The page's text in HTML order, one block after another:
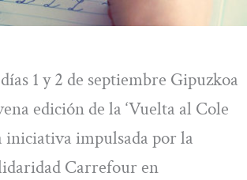
1 y 2 de septiembre Gipuzkoa
edición de la ‘Vuelta al Cole
iniciativa impulsada por la
Carrefour en